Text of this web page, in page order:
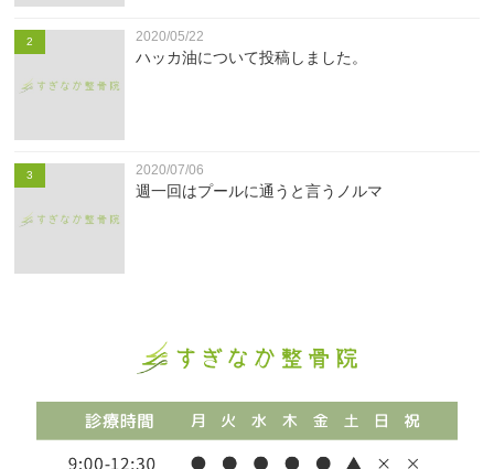
2 2020/05/22
ハッカ油について投稿しました。
3 2020/07/06
週一回はプールに通うと言うノルマ